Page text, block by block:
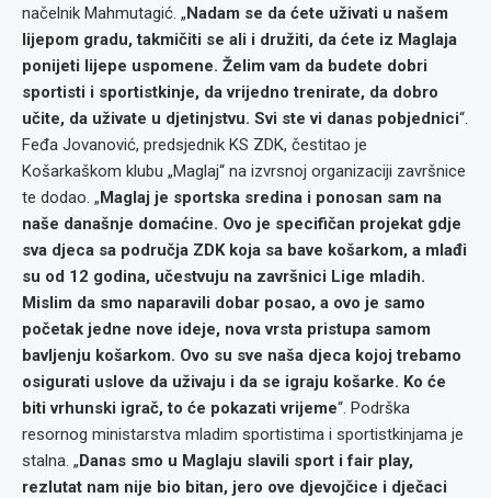
načelnik Mahmutagić. „Nadam se da ćete uživati u našem
lijepom gradu, takmičiti se ali i družiti, da ćete iz Maglaja
ponijeti lijepe uspomene. Želim vam da budete dobri
sportisti i sportistkinje, da vrijedno trenirate, da dobro
učite, da uživate u djetinjstvu. Svi ste vi danas pobjednici“.
Feđa Jovanović, predsjednik KS ZDK, čestitao je
Košarkaškom klubu „Maglaj“ na izvrsnoj organizaciji završnice
te dodao. „Maglaj je sportska sredina i ponosan sam na
naše današnje domaćine. Ovo je specifičan projekat gdje
sva djeca sa područja ZDK koja sa bave košarkom, a mlađi
su od 12 godina, učestvuju na završnici Lige mladih.
Mislim da smo naparavili dobar posao, a ovo je samo
početak jedne nove ideje, nova vrsta pristupa samom
bavljenju košarkom. Ovo su sve naša djeca kojoj trebamo
osigurati uslove da uživaju i da se igraju košarke. Ko će
biti vrhunski igrač, to će pokazati vrijeme“. Podrška
resornog ministarstva mladim sportistima i sportistkinjama je
stalna. „Danas smo u Maglaju slavili sport i fair play,
rezlutat nam nije bio bitan, jero ove djevojčice i dječaci